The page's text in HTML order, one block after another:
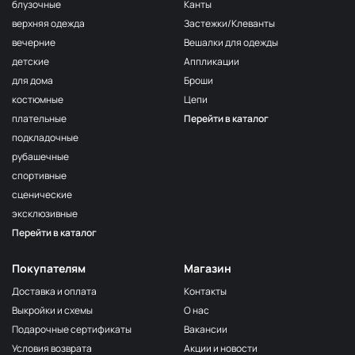
Т.Сиреневый
МП-50-F175
МП-50-F163/1
МП-50-161/2
Сиреневый
МП-50-F167
F163/2
2Сирень
Фисташковый
орех
Горчица
2400000679196
Бежевый
клас.
2400000312321
119 Сер.Голубой МП-50-119
блузочные
верхняя одежда
вечерние
детские
для дома
костюмные
плательные
подкладочные
рубашечные
спортивные
сценические
эксклюзивные
Перейти в каталог
Канты
Застежки/Клеванты
Вешалки для одежды
Аппликации
Броши
Цепи
Перейти в каталог
Покупателям
Доставка и оплата
Выкройки и схемы
Подарочные сертификаты
Условия возврата
Магазин
Контакты
О нас
Вакансии
Акции и новости